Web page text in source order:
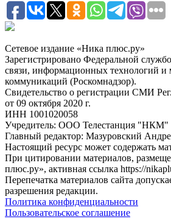
Сетевое издание «Ника плюс.ру»
Зарегистрировано Федеральной
связи, информационных технологий и
коммуникаций (Роскомнадзор).
Свидетельство о регистрации СМИ
от 09 октября 2020 г.
ИНН 1001020058
Учредитель: ООО Телестанция "НКМ"
Главный редактор: Мазуровский
Настоящий ресурс может содержать
При цитировании материалов,
плюс.ру», активная ссылка https://
Перепечатка материалов сайта
разрешения редакции.
Политика конфиденциальности
Пользовательское соглашение